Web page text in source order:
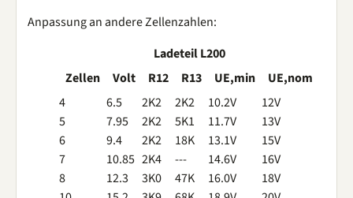
Anpassung an andere Zellenzahlen:
Ladeteil L200
Zellen
Volt R12 R13 UE,min
UE,nom
4
6.5 2K2 2K2 10.2V
12V
5
7.95 2K2 5K1 11.7V
13V
6
9.4 2K2 18K 13.1V
15V
7
10.85 2K4 --- 14.6V
16V
8
12.3 3K0 47K 16.0V
18V